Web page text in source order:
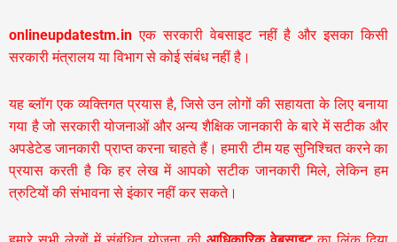
onlineupdatestm.in एक सरकारी वेबसाइट नहीं है और इसका किसी
सरकारी मंत्रालय या विभाग से कोई संबंध नहीं है।
यह ब्लॉग एक व्यक्तिगत प्रयास है, जिसे उन लोगों की सहायता के लिए बनाया
गया है जो सरकारी योजनाओं और अन्य शैक्षिक जानकारी के बारे में सटीक और
अपडेटेड जानकारी प्राप्त करना चाहते हैं। हमारी टीम यह सुनिश्चित करने का
प्रयास करती है कि हर लेख में आपको सटीक जानकारी मिले, लेकिन हम
त्रुटियों की संभावना से इंकार नहीं कर सकते।